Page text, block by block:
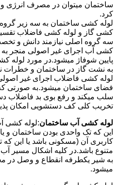
ساختمان میتوان در مصرف انرژی
کرد.
لوله کشی ساختمان به سه زیر
کشی گاز و لوله کشی فاضلاب
سه گروه اصلی نیازمند دانش و
کشی آب اجرای غیر اصولی منجر به
پایین شوفاژ میشود.در مورد لوله
به نشت گاز در ساختمان و خطرات
لوله کشی فاضلاب اجرای غیر اصولی
فضای ساختمان میشود.به صورتی
سلب میکند و رفع بوی بد
تخریب کلی کف دستشویی امکان
لوله کشی آب ساختمان:لوله کشی
این که تک واحدی بودن ساختمان و
کاربری آن (مسکونی باشد یا این
متنوع باشد.در کلیه اشکال مسیر
به شیر یکطرفه انقطاع و وصل در
میشود.